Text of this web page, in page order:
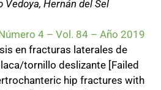
Vedoya, Hernán del Sel
4 – Vol. 84 – Año 2019
en fracturas laterales de
tornillo deslizante [Failed
hip fractures with